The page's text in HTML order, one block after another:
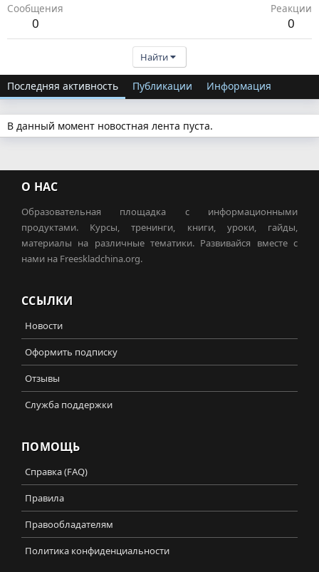
Сообщения
0
Реакции
0
Найти
Последняя активность Публикации Информация
В данный момент новостная лента пуста.
О НАС
Образовательная площадка с информационными
продуктами. Курсы, тренинги, книги, уроки, гайды,
материалы на различные тематики. Развивайся вместе с
нами на Freeskladchina.org.
ССЫЛКИ
Новости
Оформить подписку
Отзывы
Служба поддержки
ПОМОЩЬ
Справка (FAQ)
Правила
Правообладателям
Политика конфиденциальности